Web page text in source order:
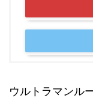
ウルトラマンル